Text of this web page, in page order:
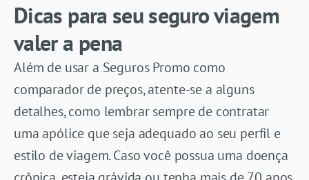
Dicas para seu seguro viagem
valer a pena
Além de usar a Seguros Promo como
comparador de preços, atente-se a alguns
detalhes, como lembrar sempre de contratar
uma apólice que seja adequado ao seu perfil e
estilo de viagem. Caso você possua uma doença